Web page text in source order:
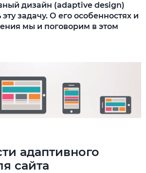
дизайн (adaptive design)
задачу. О его особенностях и
мы и поговорим в этом
адаптивного
сайта